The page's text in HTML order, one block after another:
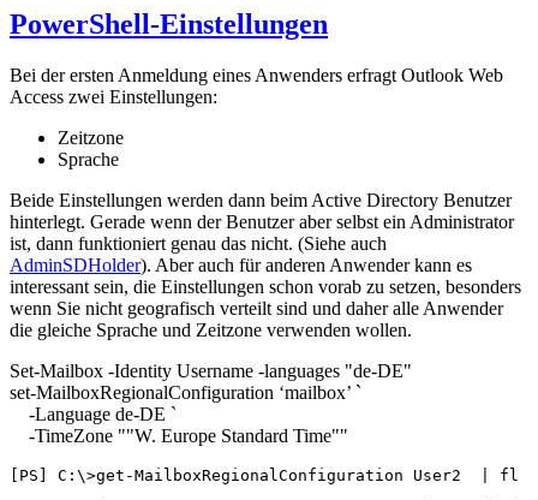
PowerShell-Einstellungen
Bei der ersten Anmeldung eines Anwenders erfragt Outlook Web
Access zwei Einstellungen:
Zeitzone
Sprache
Beide Einstellungen werden dann beim Active Directory Benutzer
hinterlegt. Gerade wenn der Benutzer aber selbst ein Administrator
ist, dann funktioniert genau das nicht. (Siehe auch
AdminSDHolder). Aber auch für anderen Anwender kann es
interessant sein, die Einstellungen schon vorab zu setzen, besonders
wenn Sie nicht geografisch verteilt sind und daher alle Anwender
die gleiche Sprache und Zeitzone verwenden wollen.
Set-Mailbox -Identity Username -languages "de-DE"
set-MailboxRegionalConfiguration ‘mailbox’ `
-Language de-DE `
-TimeZone ""W. Europe Standard Time""
[PS] C:\>get-MailboxRegionalConfiguration User2  | fl